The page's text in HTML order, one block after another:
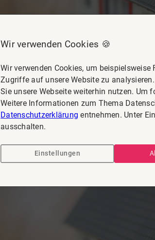
Wir verwenden Cookies 🍪
Wir verwenden Cookies, um
Zugriffe auf unsere Website zu
Sie unsere Webseite weiterhin nutzen. Um
Weitere Informationen zum Thema
Datenschutzerklärung entnehmen. Unter
ausschalten.
Einstellungen